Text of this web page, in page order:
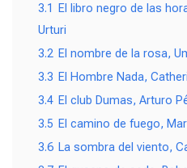
3.1
El libro negro de las
Urturi
3.2 El nombre de la rosa,
3.3 El Hombre Nada,
3.4 El club Dumas, Arturo
3.5 El camino de fuego,
3.6 La sombra del viento,